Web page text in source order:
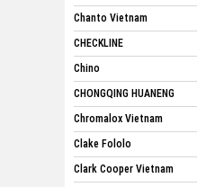
Chanto Vietnam
CHECKLINE
Chino
CHONGQING HUANENG
Chromalox Vietnam
Clake Fololo
Clark Cooper Vietnam